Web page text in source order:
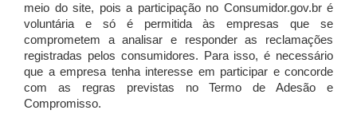
meio do site, pois a participação no Consumidor.gov.br é
voluntária e só é permitida às empresas que se
comprometem a analisar e responder as reclamações
registradas pelos consumidores. Para isso, é necessário
que a empresa tenha interesse em participar e concorde
com as regras previstas no Termo de Adesão e
Compromisso.